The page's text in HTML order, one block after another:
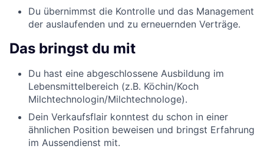
Du übernimmst die Kontrolle und das Management
der auslaufenden und zu erneuernden Verträge.
Das bringst du mit
Du hast eine abgeschlossene Ausbildung im
Lebensmittelbereich (z.B. Köchin/Koch
Milchtechnologin/Milchtechnologe).
Dein Verkaufsflair konntest du schon in einer
ähnlichen Position beweisen und bringst Erfahrung
im Aussendienst mit.